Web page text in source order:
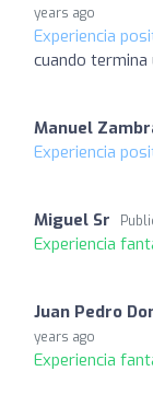
years ago
Experiencia
cuando
Manuel
Experiencia
Miguel Sr
Experiencia
Juan Pedro
years ago
Experiencia